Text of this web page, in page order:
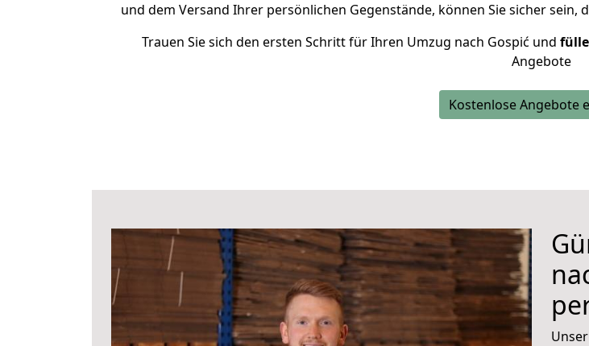
und dem Versand Ihrer persönlichen Gegenstände, können Sie sicher sein,
Trauen Sie sich den ersten Schritt für Ihren Umzug nach Gospić und
Angebote
Kostenlose Angebote